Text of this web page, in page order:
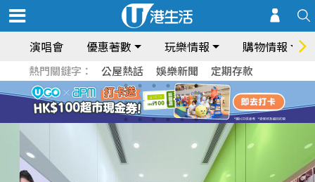
演唱會 優惠著數 玩樂情報 購物情報
熱門關鍵字： 公屋熱話 娛樂新聞 定期存款